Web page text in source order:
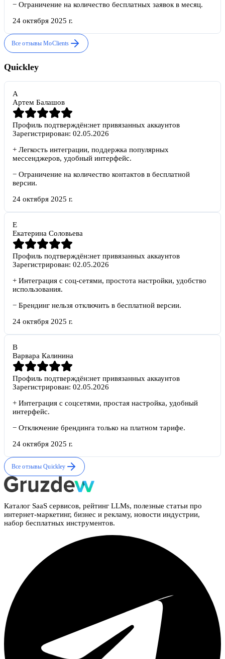
− Ограничение на количество бесплатных заявок в месяц.
24 октября 2025 г.
Все отзывыMoClients
Quickley
А
Артем Балашов
Профиль подтверждён:нет привязанных аккаунтов
Зарегистрирован: 02.05.2026
+ Легкость интеграции, поддержка популярных
мессенджеров, удобный интерфейс.
− Ограничение на количество контактов в бесплатной
версии.
24 октября 2025 г.
Е
Екатерина Соловьева
Профиль подтверждён:нет привязанных аккаунтов
Зарегистрирован: 02.05.2026
+ Интеграция с соц-сетями, простота настройки, удобство
использования.
− Брендинг нельзя отключить в бесплатной версии.
24 октября 2025 г.
В
Варвара Калинина
Профиль подтверждён:нет привязанных аккаунтов
Зарегистрирован: 02.05.2026
+ Интеграция с соцсетями, простая настройка, удобный
интерфейс.
− Отключение брендинга только на платном тарифе.
24 октября 2025 г.
Все отзывыQuickley
Каталог SaaS сервисов, рейтинг LLMs, полезные статьи про
интернет-маркетинг, бизнес и рекламу, новости индустрии,
набор бесплатных инструментов.